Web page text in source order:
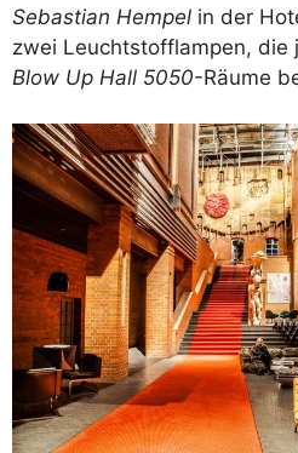
Sebastian Hempel in der
zwei Leuchtstofflampen, die
Blow Up Hall 5050-Räume